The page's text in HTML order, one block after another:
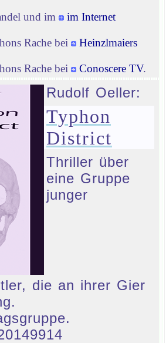
und im
im Internet
Rache bei
Heinzlmaiers
Rache bei
Conoscere TV.
Rudolf Oeller:
Typhon
District
Thriller über
eine Gruppe
junger
die an ihrer Gier